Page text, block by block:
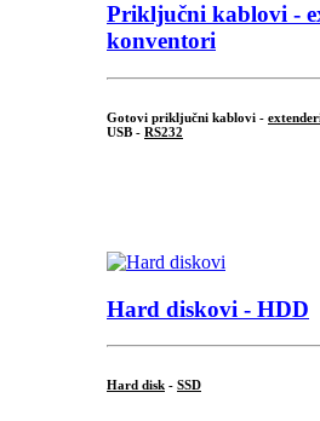
Priključni kablovi -
konventori
Gotovi priključni kablovi -
USB - RS232
Hard diskovi - HDD
Hard disk - SSD